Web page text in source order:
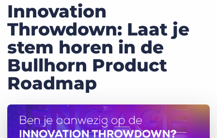
Prijzen
Kennisbank
Marketplace
Over Ons
Innovation
Throwdown: Laat je
stem horen in de
Bullhorn Product
Roadmap